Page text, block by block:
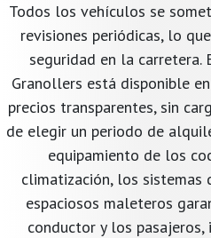
Todos los vehículos se
revisiones periódicas, lo
seguridad en la carretera.
Granollers está disponible
precios transparentes, sin
de elegir un periodo de
equipamiento de los
climatización, los sistemas
espaciosos maleteros
conductor y los